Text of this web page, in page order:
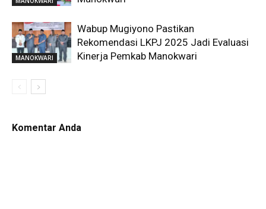
MANOKWARI
Wabup Mugiyono Pastikan
Rekomendasi LKPJ 2025 Jadi Evaluasi
Kinerja Pemkab Manokwari
Komentar Anda